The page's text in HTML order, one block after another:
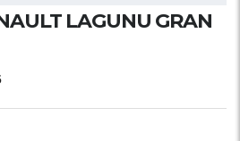
LAGUNU GRAN